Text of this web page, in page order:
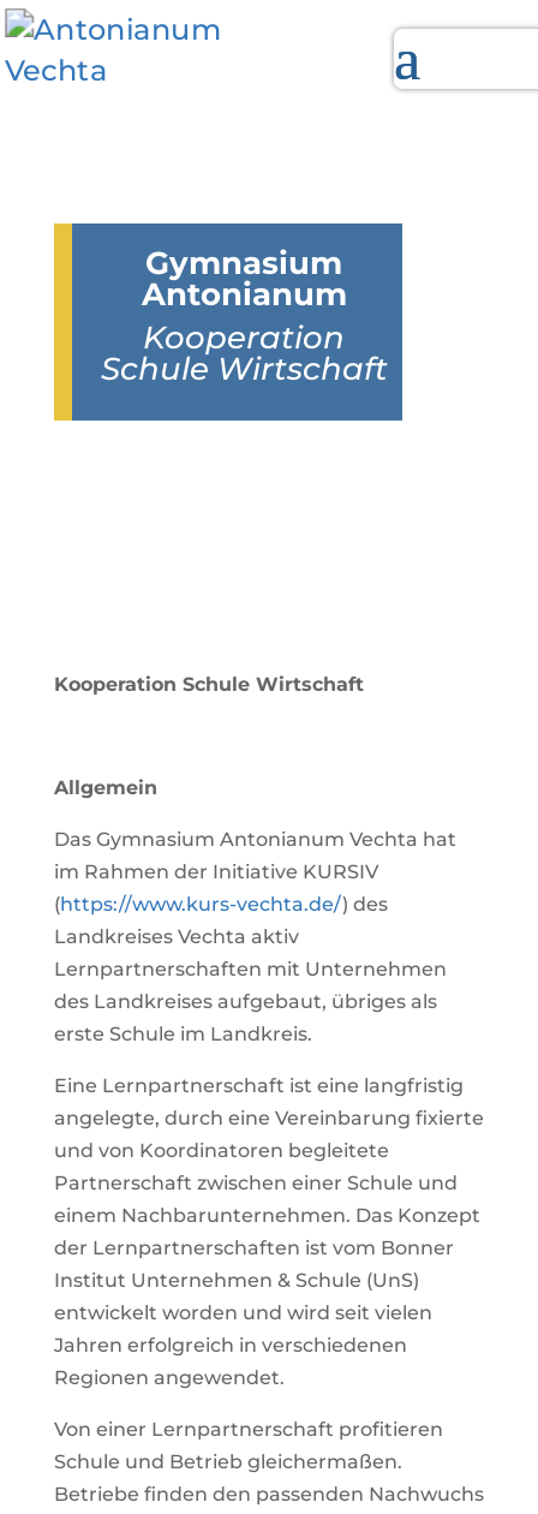
Gymnasium
Antonianum
Kooperation
Schule Wirtschaft
Kooperation Schule Wirtschaft
Allgemein
Das Gymnasium Antonianum Vechta hat
im Rahmen der Initiative KURSIV
(https://www.kurs-vechta.de/) des
Landkreises Vechta aktiv
Lernpartnerschaften mit Unternehmen
des Landkreises aufgebaut, übriges als
erste Schule im Landkreis.
Eine Lernpartnerschaft ist eine langfristig
angelegte, durch eine Vereinbarung fixierte
und von Koordinatoren begleitete
Partnerschaft zwischen einer Schule und
einem Nachbarunternehmen. Das Konzept
der Lernpartnerschaften ist vom Bonner
Institut Unternehmen & Schule (UnS)
entwickelt worden und wird seit vielen
Jahren erfolgreich in verschiedenen
Regionen angewendet.
Von einer Lernpartnerschaft profitieren
Schule und Betrieb gleichermaßen.
Betriebe finden den passenden Nachwuchs